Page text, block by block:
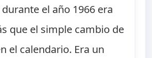
el año 1966 era
que el simple cambio de
el calendario. Era un